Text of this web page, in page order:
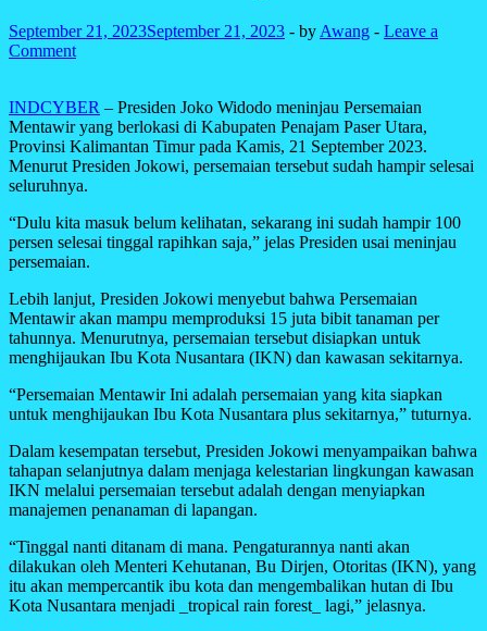
September 21, 2023September 21, 2023 - by Awang - Leave a
Comment
INDCYBER – Presiden Joko Widodo meninjau Persemaian
Mentawir yang berlokasi di Kabupaten Penajam Paser Utara,
Provinsi Kalimantan Timur pada Kamis, 21 September 2023.
Menurut Presiden Jokowi, persemaian tersebut sudah hampir selesai
seluruhnya.
“Dulu kita masuk belum kelihatan, sekarang ini sudah hampir 100
persen selesai tinggal rapihkan saja,” jelas Presiden usai meninjau
persemaian.
Lebih lanjut, Presiden Jokowi menyebut bahwa Persemaian
Mentawir akan mampu memproduksi 15 juta bibit tanaman per
tahunnya. Menurutnya, persemaian tersebut disiapkan untuk
menghijaukan Ibu Kota Nusantara (IKN) dan kawasan sekitarnya.
“Persemaian Mentawir Ini adalah persemaian yang kita siapkan
untuk menghijaukan Ibu Kota Nusantara plus sekitarnya,” tuturnya.
Dalam kesempatan tersebut, Presiden Jokowi menyampaikan bahwa
tahapan selanjutnya dalam menjaga kelestarian lingkungan kawasan
IKN melalui persemaian tersebut adalah dengan menyiapkan
manajemen penanaman di lapangan.
“Tinggal nanti ditanam di mana. Pengaturannya nanti akan
dilakukan oleh Menteri Kehutanan, Bu Dirjen, Otoritas (IKN), yang
itu akan mempercantik ibu kota dan mengembalikan hutan di Ibu
Kota Nusantara menjadi _tropical rain forest_ lagi,” jelasnya.